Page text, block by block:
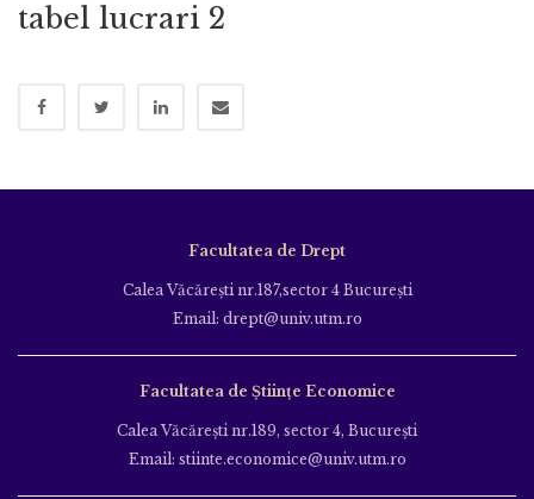
tabel lucrari 2
Facultatea de Drept
Calea Văcăreşti nr.187,sector 4 Bucureşti
Email: drept@univ.utm.ro
Facultatea de Științe Economice
Calea Văcăreşti nr.189, sector 4, Bucureşti
Email: stiinte.economice@univ.utm.ro